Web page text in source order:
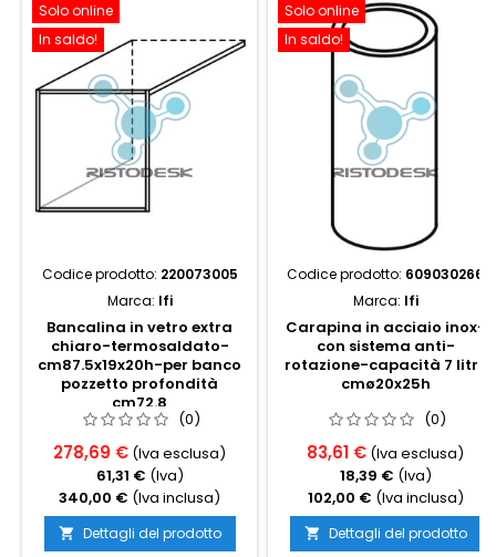
Solo online
In saldo!
Codice prodotto: 220073005
Marca: Ifi
Bancalina in vetro extra
chiaro-termosaldato-
cm87.5x19x20h-per banco
pozzetto profondità
cm72.8
(0)
278,69 € (Iva esclusa)
61,31 € (Iva)
340,00 € (Iva inclusa)
 Dettagli del prodotto
Solo online
In saldo!
Codice prodotto: 609030266
Marca: Ifi
Carapina in acciaio inox-
con sistema anti-
rotazione-capacità 7 litri,
cmø20x25h
(0)
83,61 € (Iva esclusa)
18,39 € (Iva)
102,00 € (Iva inclusa)
 Dettagli del prodotto